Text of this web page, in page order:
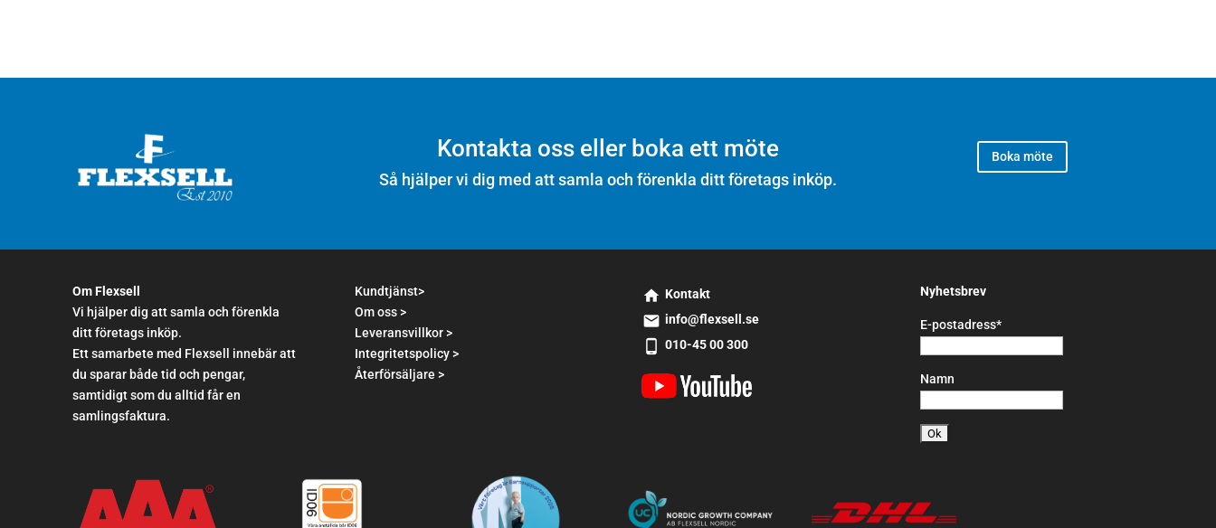
Kontakta oss eller boka ett möte
Så hjälper vi dig med att samla och förenkla ditt företags inköp.
Boka möte
Om Flexsell
Vi hjälper dig att samla och förenkla
ditt företags inköp.
Ett samarbete med Flexsell innebär att
du sparar både tid och pengar,
samtidigt som du alltid får en
samlingsfaktura.
Kundtjänst>
Om oss >
Leveransvillkor >
Integritetspolicy >
Återförsäljare >
s
m
t2
h
o
Kontakt
s
m
t1
e
o
n
info@flexsell.se
m
t2
e
a
010-45 00 300
Nyhetsbrev
E-postadress*
Namn